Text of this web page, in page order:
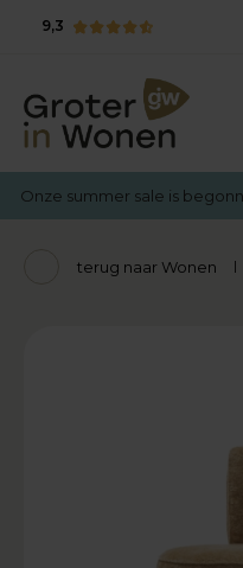
9,3
Onze summer sale is
terug naar Wonen